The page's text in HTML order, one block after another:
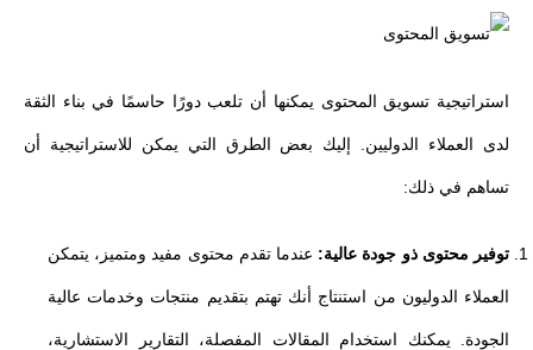
استراتيجية تسويق المحتوى يمكنها أن تلعب دورًا حاسمًا في بناء الثقة
لدى العملاء الدوليين. إليك بعض الطرق التي يمكن للاستراتيجية أن
تساهم في ذلك:
توفير محتوى ذو جودة عالية: عندما تقدم محتوى مفيد ومتميز، يتمكن
العملاء الدوليون من استنتاج أنك تهتم بتقديم منتجات وخدمات عالية
الجودة. يمكنك استخدام المقالات المفصلة، التقارير الاستشارية،